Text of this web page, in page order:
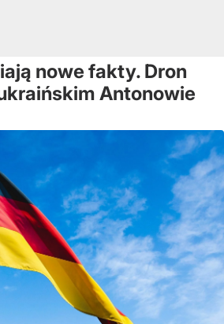
nowe fakty. Dron
Antonowie